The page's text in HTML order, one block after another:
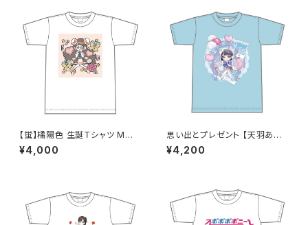
【蛍】橘陽色 生誕Ｔシャツ M〜X
Lサイズ
¥4,000
思い出とプレゼント 【天羽あい】
生誕Ｔシャツ XXL〜 XXXLサイ
ズ
¥4,200